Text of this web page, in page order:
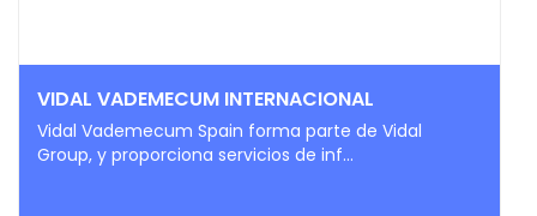
VIDAL VADEMECUM INTERNACIONAL
Vidal Vademecum Spain forma parte de Vidal
Group, y proporciona servicios de inf...